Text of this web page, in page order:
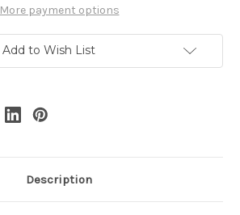
生
活：
当
栏
作
女
服
生
活：
当
专
栏
作
More payment options
Add to Wish List
Description